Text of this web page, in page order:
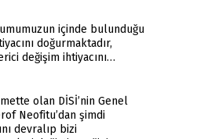
içinde bulunduğu
doğurmaktadır,
değişim ihtiyacını…
olan DİSİ’nin Genel
Neofitu’dan şimdi
devralıp bizi